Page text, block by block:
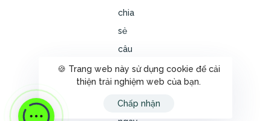
chia
sẻ
câu
chuyện
của
bạn
🍪 Trang web này sử dụng cookie để cải
thiện trải nghiệm web của bạn.
Chấp nhận